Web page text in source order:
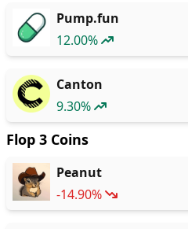
Pump.fun
12.00%
Canton
9.30%
Flop 3 Coins
Peanut
-14.90%